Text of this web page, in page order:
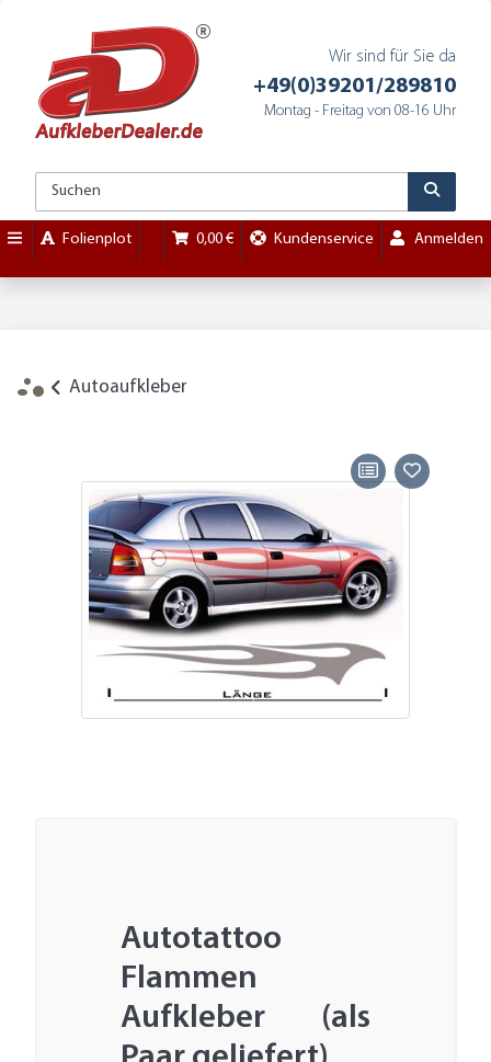
Wir sind für Sie da
+49(0)39201/289810
Montag - Freitag von 08-16 Uhr
Folienplot 0,00 € Kundenservice Anmelden
Autoaufkleber
Autotattoo
Flammen
Aufkleber (als